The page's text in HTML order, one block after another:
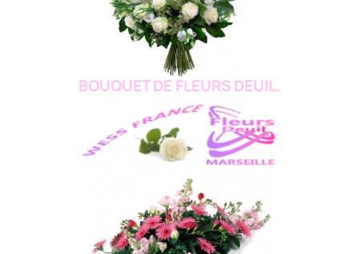
BOUQUET DE FLEURS DEUIL.